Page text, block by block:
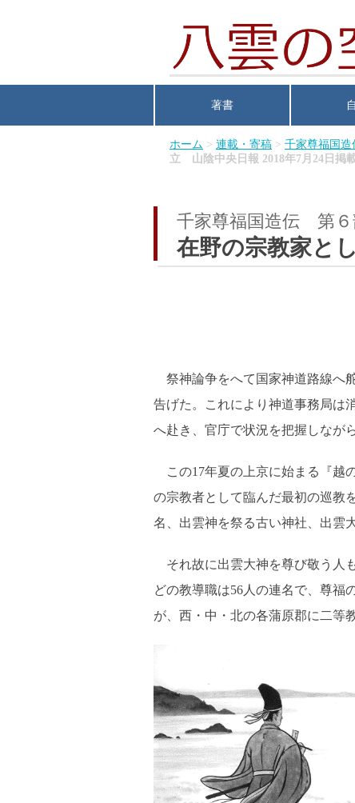
著書
ホーム > 連載・寄稿 > 千家尊福国造
立 山陰中央日報 2018年7月24日掲
千家尊福国造伝 第
在野の宗教家と
祭神論争をへて国家神道路線へ
告げた。これにより神道事務局は
へ赴き、官庁で状況を把握しなが
この17年夏の上京に始まる『越
の宗教者として臨んだ最初の巡教
名、出雲神を祭る古い神社、出雲
それ故に出雲大神を尊び敬う人
どの教導職は56人の連名で、尊福
が、西・中・北の各蒲原郡に二等